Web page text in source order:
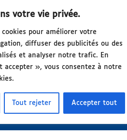
votre vie privée.
cookies pour améliorer votre
diffuser des publicités ou des
et analyser notre trafic. En
accepter », vous consentez à notre
Tout rejeter Accepter tout